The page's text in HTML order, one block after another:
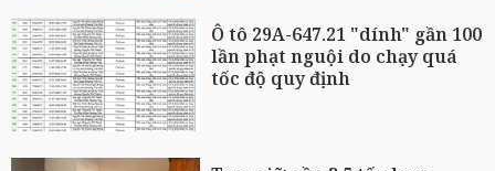
Ô tô 29A-647.21 "dính" gần 100
lần phạt nguội do chạy quá
tốc độ quy định